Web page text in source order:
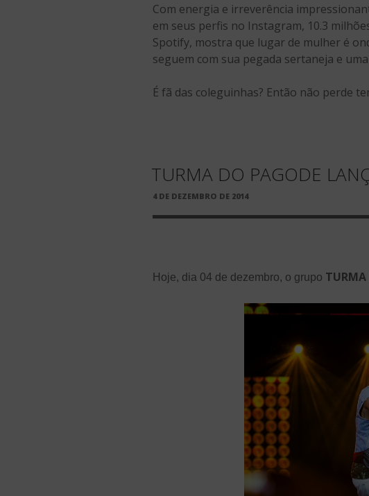
Com energia e irreverência
em seus perfis no Instagram, 10.3
Spotify, mostra que lugar de mulher é
seguem com sua pegada sertaneja e
É fã das coleguinhas? Então não perde
TURMA DO PAGODE
PUBLICADO
4 DE DEZEMBRO DE 2014
Hoje, dia 04 de dezembro, o grupo TURMA